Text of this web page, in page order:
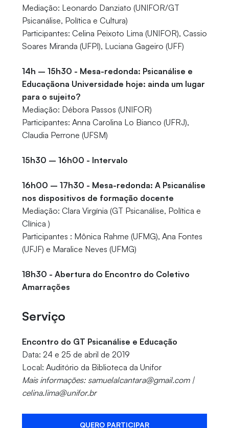
Mediação: Leonardo Danziato (UNIFOR/GT
Psicanálise, Política e Cultura)
Participantes: Celina Peixoto Lima (UNIFOR), Cassio
Soares Miranda (UFPI), Luciana Gageiro (UFF)
14h – 15h30 - Mesa-redonda: Psicanálise e
Educaçãona Universidade hoje: ainda um lugar
para o sujeito?
Mediação: Débora Passos (UNIFOR)
Participantes: Anna Carolina Lo Bianco (UFRJ),
Claudia Perrone (UFSM)
15h30 – 16h00 - Intervalo
16h00 – 17h30 - Mesa-redonda: A Psicanálise
nos dispositivos de formação docente
Mediação: Clara Virgínia (GT Psicanálise, Política e
Clínica )
Participantes : Mônica Rahme (UFMG), Ana Fontes
(UFJF) e Maralice Neves (UFMG)
18h30 - Abertura do Encontro do Coletivo
Amarrações
Serviço
Encontro do GT Psicanálise e Educação
Data: 24 e 25 de abril de 2019
Local: Auditório da Biblioteca da Unifor
Mais informações: samuelalcantara@gmail.com |
celina.lima@unifor.br
QUERO PARTICIPAR